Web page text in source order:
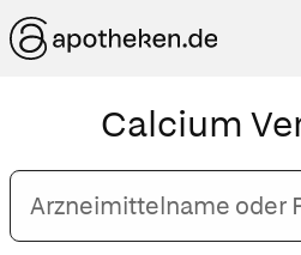
Calcium
Arzneimittelname
oder
PZN